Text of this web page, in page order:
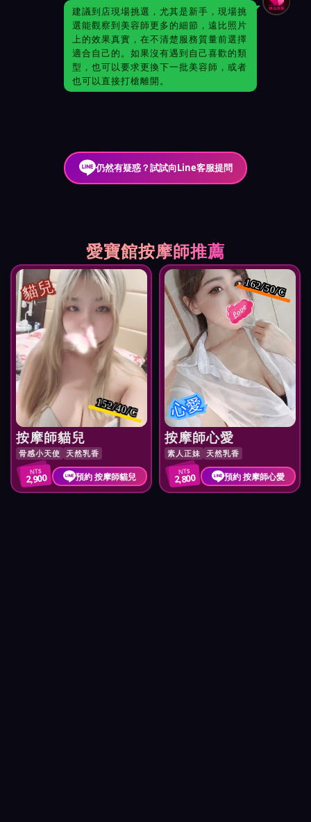
建議到店現場挑選，尤其是新手，現場挑
選能觀察到美容師更多的細節，遠比照片
上的效果真實，在不清楚服務質量前選擇
適合自己的。如果沒有遇到自己喜歡的類
型，也可以要求更換下一批美容師，或者
也可以直接打槍離開。
仍然有疑惑？試試向Line客服提問
愛寶館按摩師推薦
貓兒
152/40/C
按摩師貓兒
骨感小天使 天然乳香
NT$
2,900 預約 按摩師貓兒
心愛
162/50/C
按摩師心愛
素人正妹 天然乳香
NT$
2,800 預約 按摩師心愛